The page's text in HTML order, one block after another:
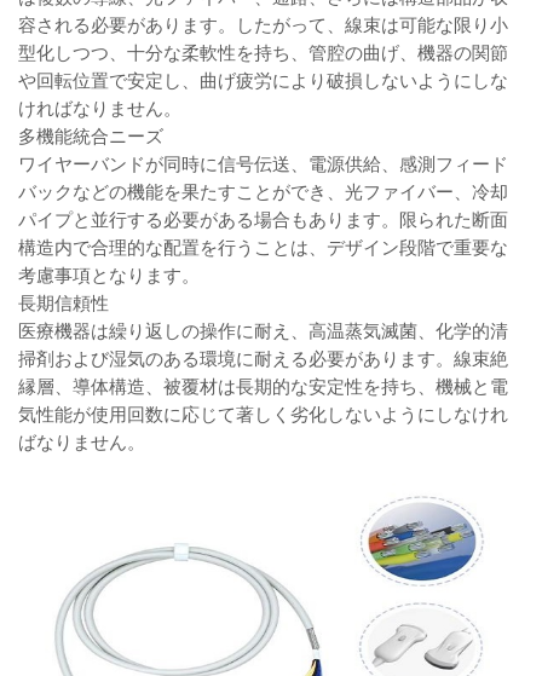
容される必要があります。したがって、線束は可能な限り小
型化しつつ、十分な柔軟性を持ち、管腔の曲げ、機器の関節
や回転位置で安定し、曲げ疲労により破損しないようにしな
ければなりません。
多機能統合ニーズ
ワイヤーバンドが同時に信号伝送、電源供給、感測フィード
バックなどの機能を果たすことができ、光ファイバー、冷却
パイプと並行する必要がある場合もあります。限られた断面
構造内で合理的な配置を行うことは、デザイン段階で重要な
考慮事項となります。
長期信頼性
医療機器は繰り返しの操作に耐え、高温蒸気滅菌、化学的清
掃剤および湿気のある環境に耐える必要があります。線束絶
縁層、導体構造、被覆材は長期的な安定性を持ち、機械と電
気性能が使用回数に応じて著しく劣化しないようにしなけれ
ばなりません。